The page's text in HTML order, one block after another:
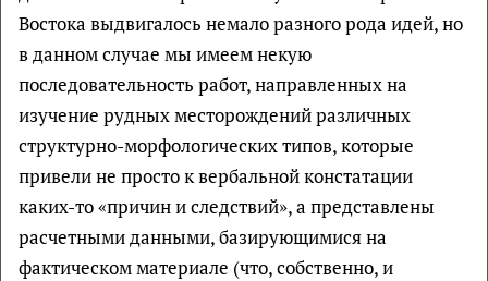
Востока выдвигалось немало разного рода идей, но
в данном случае мы имеем некую
последовательность работ, направленных на
изучение рудных месторождений различных
структурно-морфологических типов, которые
привели не просто к вербальной констатации
каких-то «причин и следствий», а представлены
расчетными данными, базирующимися на
фактическом материале (что, собственно, и